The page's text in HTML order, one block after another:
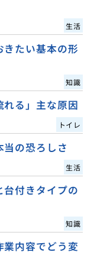
生活
たい基本の形
知識
れる」主な原因
トイレ
当の恐ろしさ
生活
付きタイプの
知識
業内容でどう変